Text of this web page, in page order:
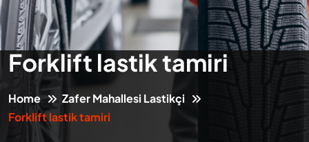
Forklift lastik tamiri
Home
Zafer Mahallesi Lastikçi
Forklift lastik tamiri